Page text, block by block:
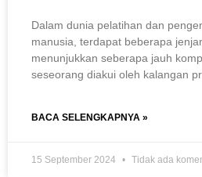
Dalam dunia pelatihan dan
manusia, terdapat beberapa
menunjukkan seberapa jauh
seseorang diakui oleh kalangan
BACA SELENGKAPNYA »
15 September 2024 Tidak ada